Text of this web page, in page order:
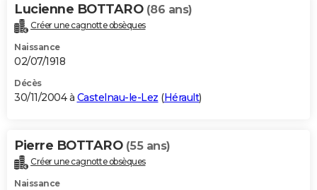
Lucienne BOTTARO (86 ans)
Créer une cagnotte obsèques
Naissance
02/07/1918
Décès
30/11/2004 à Castelnau-le-Lez (Hérault)
Pierre BOTTARO (55 ans)
Créer une cagnotte obsèques
Naissance